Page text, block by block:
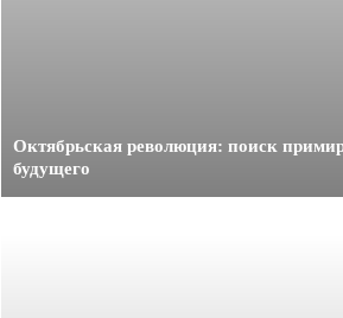
Октябрьская революция: поиск
будущего